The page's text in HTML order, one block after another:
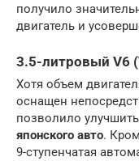
получило
двигатель и
3.5-литровый V6
Хотя объем
оснащен
позволило
японского авто.
9-ступенчатая